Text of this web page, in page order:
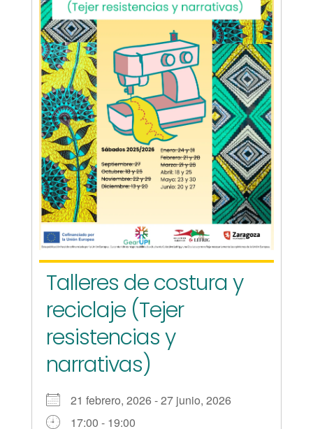
Talleres de costura y
reciclaje (Tejer
resistencias y
narrativas)
21 febrero, 2026 - 27 junio, 2026
17:00 - 19:00